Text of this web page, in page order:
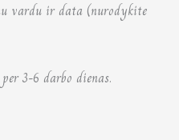
vardu ir data (nurodykite
3-6 darbo dienas.